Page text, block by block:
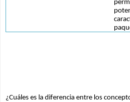
¿Cuáles es la diferencia entre los